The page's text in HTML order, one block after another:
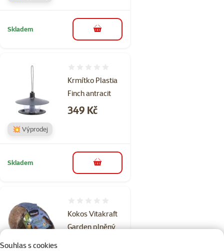
Souhlas s cookies
Skladem do košíku
Krmítko Plastia
Finch antracit
Cena
349 Kč
💥 Výprodej
Skladem do košíku
Kokos Vitakraft
Garden plněný